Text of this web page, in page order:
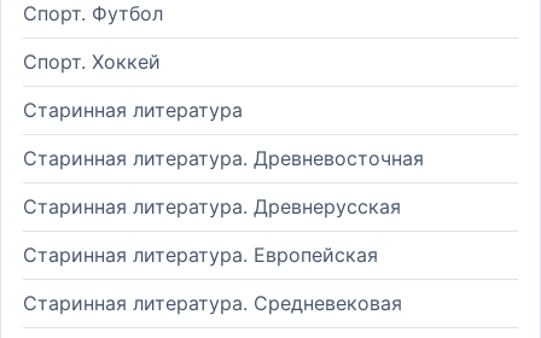
Спорт. Футбол
Спорт. Хоккей
Старинная литература
Старинная литература. Древневосточная
Старинная литература. Древнерусская
Старинная литература. Европейская
Старинная литература. Средневековая